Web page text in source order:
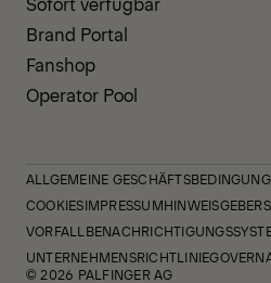
Brand Portal
Fanshop
Operator Pool
ALLGEMEINE
COOKIESIMPRESSUM
UNTERNEHMENSRICHTLINIE
© 2026 PALFINGER AG